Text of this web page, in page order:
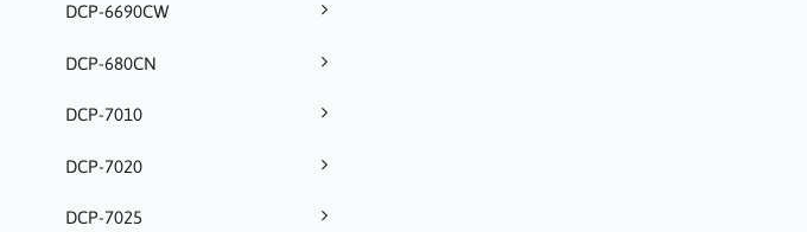
DCP-6690CW
DCP-680CN
DCP-7010
DCP-7020
DCP-7025